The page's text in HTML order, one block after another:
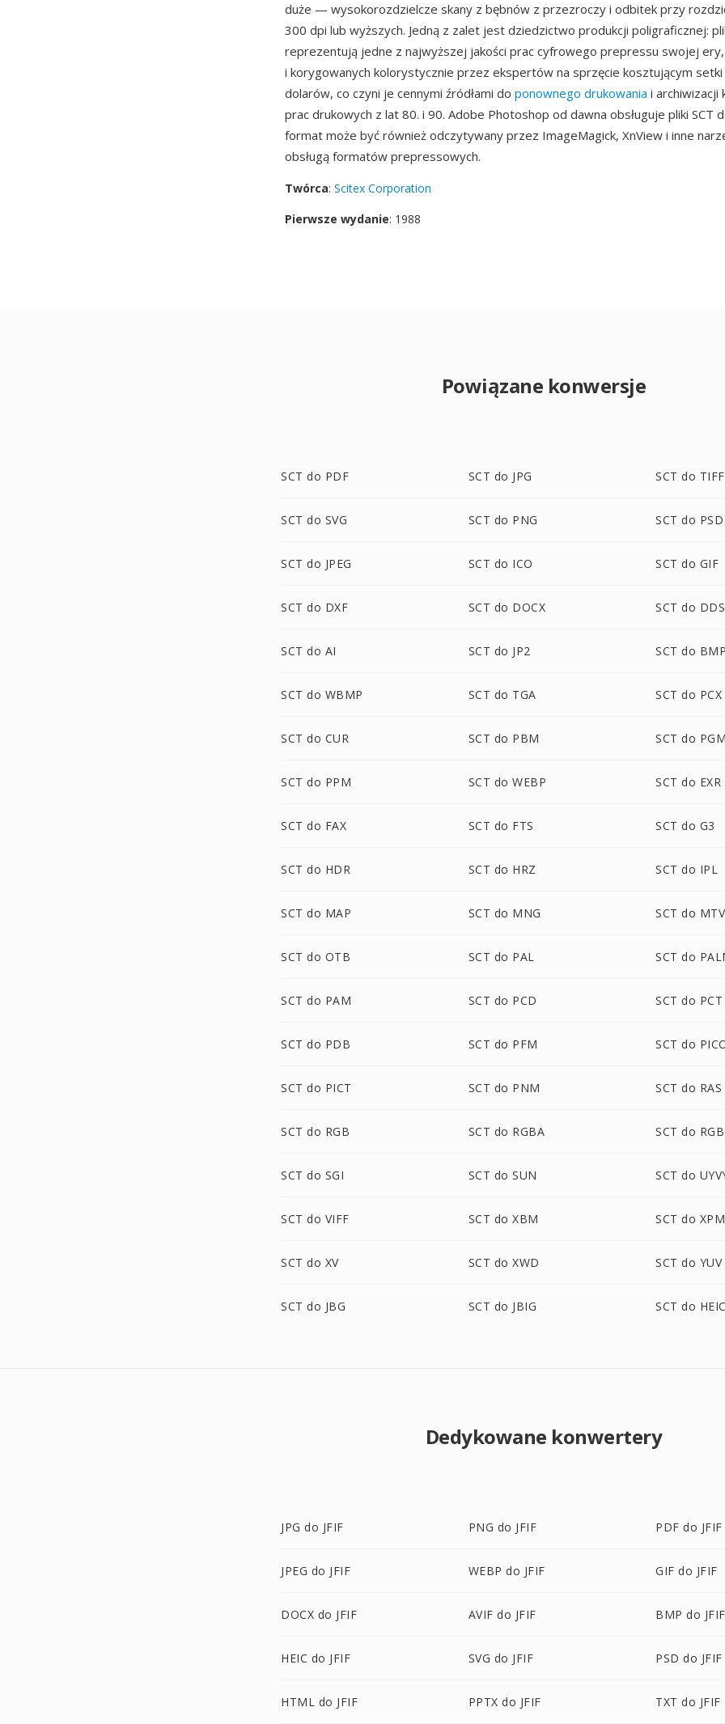
duże — wysokorozdzielcze skany z bębnów z przezroczy i odbitek przy
300 dpi lub wyższych. Jedną z zalet jest dziedzictwo produkcji poligraficznej:
reprezentują jedne z najwyższej jakości prac cyfrowego prepressu swojej ery,
i korygowanych kolorystycznie przez ekspertów na sprzęcie kosztującym
dolarów, co czyni je cennymi źródłami do ponownego drukowania i archiwizacji
prac drukowych z lat 80. i 90. Adobe Photoshop od dawna obsługuje pliki SCT
format może być również odczytywany przez ImageMagick, XnView i inne
obsługą formatów prepressowych.
Twórca: Scitex Corporation
Pierwsze wydanie: 1988
Powiązane konwersje
SCT do PDF SCT do JPG SCT do TIFF
SCT do SVG SCT do PNG SCT do PSD
SCT do JPEG SCT do ICO SCT do GIF
SCT do DXF SCT do DOCX SCT do DDS
SCT do AI SCT do JP2 SCT do
SCT do WBMP SCT do TGA SCT do PCX
SCT do CUR SCT do PBM SCT do
SCT do PPM SCT do WEBP SCT do EXR
SCT do FAX SCT do FTS SCT do G3
SCT do HDR SCT do HRZ SCT do IPL
SCT do MAP SCT do MNG SCT do MTV
SCT do OTB SCT do PAL SCT do
SCT do PAM SCT do PCD SCT do PCT
SCT do PDB SCT do PFM SCT do
SCT do PICT SCT do PNM SCT do RAS
SCT do RGB SCT do RGBA SCT do
SCT do SGI SCT do SUN SCT do
SCT do VIFF SCT do XBM SCT do XPM
SCT do XV SCT do XWD SCT do YUV
SCT do JBG SCT do JBIG SCT do
Dedykowane konwertery
JPG do JFIF PNG do JFIF PDF do JFIF
JPEG do JFIF WEBP do JFIF GIF do JFIF
DOCX do JFIF AVIF do JFIF BMP do JFIF
HEIC do JFIF SVG do JFIF PSD do JFIF
HTML do JFIF PPTX do JFIF TXT do JFIF